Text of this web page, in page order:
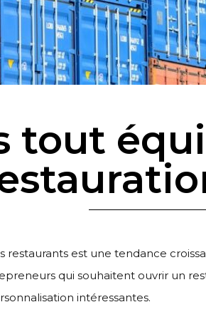
tout
restaurants est une tendance
qui souhaitent ouvrir un
intéressantes.